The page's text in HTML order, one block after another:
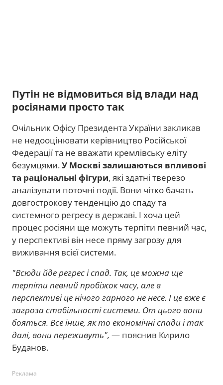
Путін не відмовиться від влади над
росіянами просто так
Очільник Офісу Президента України закликав
не недооцінювати керівництво Російської
Федерації та не вважати кремлівську еліту
безумцями.У Москві залишаються впливові
та раціональні фігури, які здатні тверезо
аналізувати поточні події. Вони чітко бачать
довгострокову тенденцію до спаду та
системного регресу в державі. І хоча цей
процес росіяни ще можуть терпіти певний час,
у перспективі він несе пряму загрозу для
виживання всієї системи.
"Всюди йде регрес і спад. Так, це можна ще
терпіти певний пробіжок часу, але в
перспективі це нічого гарного не несе. І це вже є
загроза стабільності системи. От цього вони
бояться. Все інше, як то економічні спади і так
далі, вони переживуть", — пояснив Кирило
Буданов.
Реклама